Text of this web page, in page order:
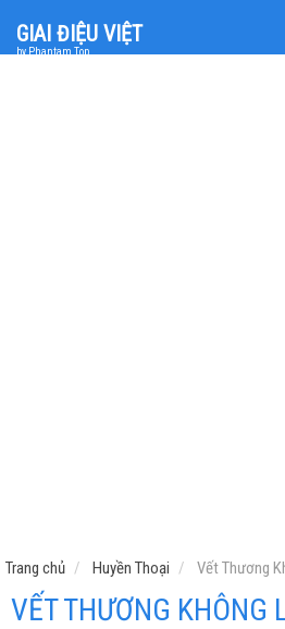
GIAI ĐIỆU VIỆT
by Phantam Top
Trang chủ Huyền Thoại Vết Thương
VẾT THƯƠNG KHÔNG